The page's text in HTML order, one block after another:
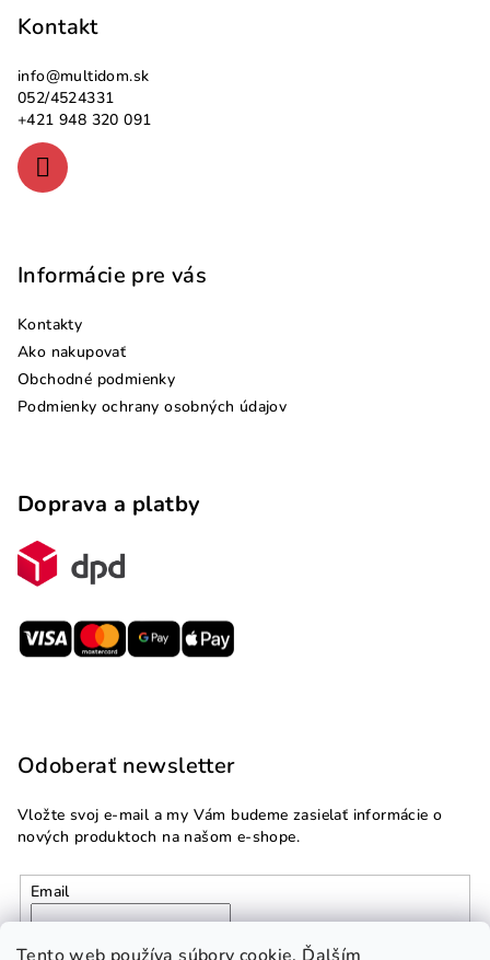
Kontakt
info@multidom.sk
052/4524331
+421 948 320 091
Informácie pre vás
Kontakty
Ako nakupovať
Obchodné podmienky
Podmienky ochrany osobných údajov
Doprava a platby
Odoberať newsletter
Vložte svoj e-mail a my Vám budeme zasielať informácie o
nových produktoch na našom e-shope.
Email
podmienkami ochrany